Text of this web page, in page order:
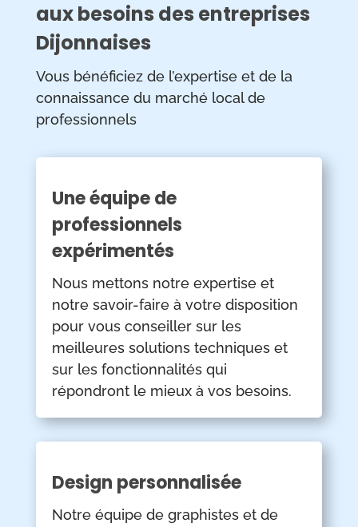
aux besoins des entreprises
Dijonnaises
Vous bénéficiez de l’expertise et de la
connaissance du marché local de
professionnels
Une équipe de
professionnels
expérimentés
Nous mettons notre expertise et
notre savoir-faire à votre disposition
pour vous conseiller sur les
meilleures solutions techniques et
sur les fonctionnalités qui
répondront le mieux à vos besoins.
Design personnalisée
Notre équipe de graphistes et de